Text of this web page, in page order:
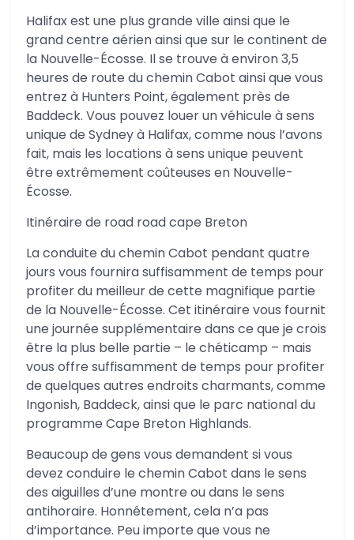
Halifax est une plus grande ville ainsi que le
grand centre aérien ainsi que sur le continent de
la Nouvelle-Écosse. Il se trouve à environ 3,5
heures de route du chemin Cabot ainsi que vous
entrez à Hunters Point, également près de
Baddeck. Vous pouvez louer un véhicule à sens
unique de Sydney à Halifax, comme nous l’avons
fait, mais les locations à sens unique peuvent
être extrêmement coûteuses en Nouvelle-
Écosse.
Itinéraire de road road cape Breton
La conduite du chemin Cabot pendant quatre
jours vous fournira suffisamment de temps pour
profiter du meilleur de cette magnifique partie
de la Nouvelle-Écosse. Cet itinéraire vous fournit
une journée supplémentaire dans ce que je crois
être la plus belle partie – le chéticamp – mais
vous offre suffisamment de temps pour profiter
de quelques autres endroits charmants, comme
Ingonish, Baddeck, ainsi que le parc national du
programme Cape Breton Highlands.
Beaucoup de gens vous demandent si vous
devez conduire le chemin Cabot dans le sens
des aiguilles d’une montre ou dans le sens
antihoraire. Honnêtement, cela n’a pas
d’importance. Peu importe que vous ne